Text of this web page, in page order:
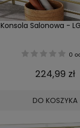
Konsola Salonowa -
0
224,99 zł
DO KOSZYKA